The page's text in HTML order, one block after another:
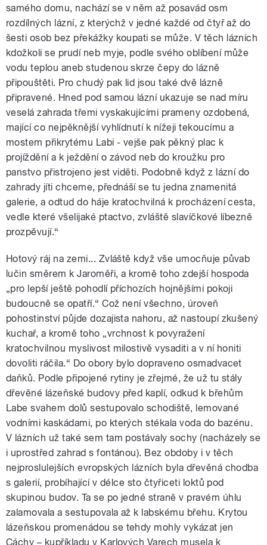
samého domu, nachází se v něm až posavád osm
rozdílných lázní, z kterýchž v jedné každé od čtyř až do
šesti osob bez překážky koupati se může. V těch lázních
kdožkoli se prudí neb myje, podle svého oblíbení může
vodu teplou aneb studenou skrze čepy do lázně
připouštěti. Pro chudý pak lid jsou také dvě lázně
připravené. Hned pod samou lázní ukazuje se nad míru
veselá zahrada třemi vyskakujícími prameny ozdobená,
mající co nejpěknější vyhlídnutí k nížeji tekoucímu a
mostem přikrytému Labi - vejše pak pěkný plac k
projíždění a k ježdění o závod neb do kroužku pro
panstvo přistrojeno jest viděti. Podobně když z lázní do
zahrady jíti chceme, přednáší se tu jedna znamenitá
galerie, a odtud do háje kratochvilná k procházení cesta,
vedle které všelijaké ptactvo, zvláště slavíčkové líbezně
prozpěvují.“
Hotový ráj na zemi... Zvláště když vše umocňuje půvab
lučin směrem k Jaroměři, a kromě toho zdejší hospoda
„pro lepší ještě pohodlí příchozích hojnějšími pokoji
budoucně se opatří.“ Což není všechno, úroveň
pohostinství půjde dozajista nahoru, až nastoupí zkušený
kuchař, a kromě toho „vrchnost k povyražení
kratochvilnou myslivost milostivě vysaditi a v ní honiti
dovoliti ráčila.“ Do obory bylo dopraveno osmadvacet
daňků. Podle připojené rytiny je zřejmé, že už tu stály
dřevěné lázeňské budovy před kaplí, odkud k břehům
Labe svahem dolů sestupovalo schodiště, lemované
vodními kaskádami, po kterých stékala voda do bazénu.
V lázních už také sem tam postávaly sochy (nacházely se
i uprostřed zahrad s fontánou). Bez obdoby i v těch
nejproslulejších evropských lázních byla dřevěná chodba
s galerií, probíhající v délce sto čtyřiceti loktů pod
skupinou budov. Ta se po jedné straně v pravém úhlu
zalamovala a sestupovala až k labskému břehu. Krytou
lázeňskou promenádou se tehdy mohly vykázat jen
Cáchy – kupříkladu v Karlových Varech musela k